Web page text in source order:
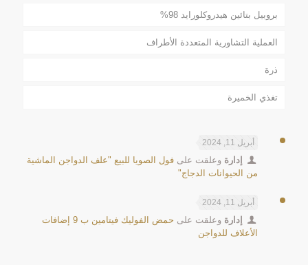
بروبيل بتائين هيدروكلورايد 98%
العملية التشاورية المتعددة الأطراف
ذرة
تغذي الخميرة
أبريل 11, 2024
إدارة وعلقت علىفول الصويا للبيع "علف الدواجن الماشية
من الحيوانات الدجاج"
أبريل 11, 2024
إدارة وعلقت على
حمض الفوليك فيتامين ب 9 إضافات
الأعلاف للدواجن